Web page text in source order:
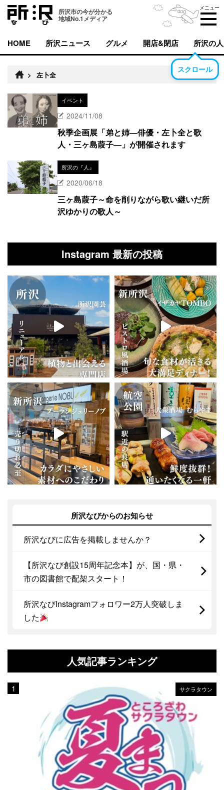
所沢市の今が分かる
地域No.1メディア
メニュー
HOME 所沢ニュース グルメ 開店&閉店 所沢の人
スクロール
> 左卜全
イベント
2024/11/08
秋季企画展「弟と姉―俳優・左卜全と歌
人・三ヶ島葭子―」が開催されます
所沢の『人』
2020/06/18
三ヶ島葭子～命を削りながら歌い継いだ所
沢ゆかりの歌人～
Instagram 最新の投稿
所沢なびからのお知らせ
所沢なびに広告を掲載しませんか？
【所沢なび創設15周年記念本】が、国・県・
市の図書館で配架スタート！
所沢なびInstagramフォロワー2万人突破しま
した
人気記事ランキング
サクラタウン